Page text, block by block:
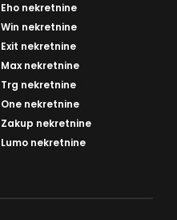
Eho nekretnine
Win nekretnine
Exit nekretnine
Max nekretnine
Trg nekretnine
One nekretnine
Zakup nekretnine
Lumo nekretnine